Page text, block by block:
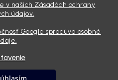
v našich Zásadách ochrany
údajov.
Google spracúva osobné
vami zaprášená kapota. Pre
Lenže keď si v košíku spočítate
aj profi výbava ...
Vytvoril Shoptet